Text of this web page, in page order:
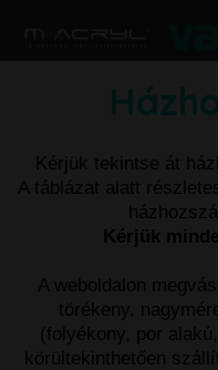
Kérjük tekintse át
A táblázat alatt
Kérjük
A weboldalon
törékeny,
(folyékony, por
körültekinthetően